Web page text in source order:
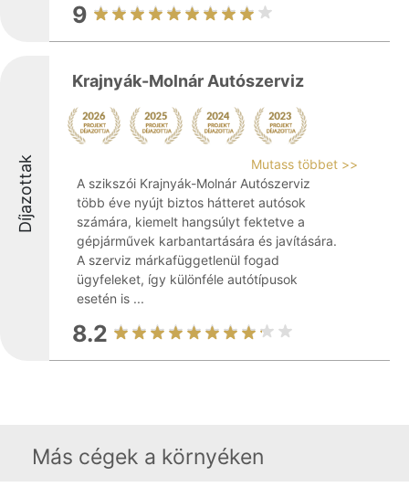
9
Díjazottak
Krajnyák-Molnár Autószerviz
Mutass többet >>
A szikszói Krajnyák-Molnár Autószerviz
több éve nyújt biztos hátteret autósok
számára, kiemelt hangsúlyt fektetve a
gépjárművek karbantartására és javítására.
A szerviz márkafüggetlenül fogad
ügyfeleket, így különféle autótípusok
esetén is ...
8.2
Más cégek a környéken